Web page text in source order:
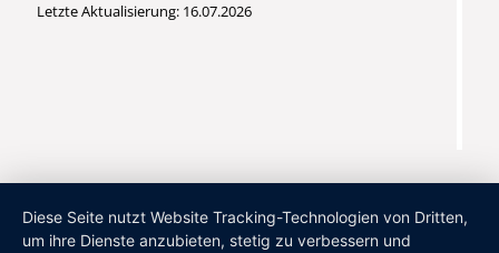
Letzte Aktualisierung: 16.07.2026
Diese Seite nutzt Website Tracking-Technologien von Dritten,
um ihre Dienste anzubieten, stetig zu verbessern und